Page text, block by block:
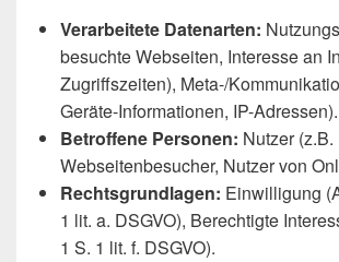
Verarbeitete Datenarten:
besuchte Webseiten, Interesse an
Zugriffszeiten), Meta-/
Geräte-Informationen, IP-Adressen).
Betroffene Personen: Nutzer (z.B.
Webseitenbesucher, Nutzer von
Rechtsgrundlagen: Einwilligung
1 lit. a. DSGVO), Berechtigte
1 S. 1 lit. f. DSGVO).